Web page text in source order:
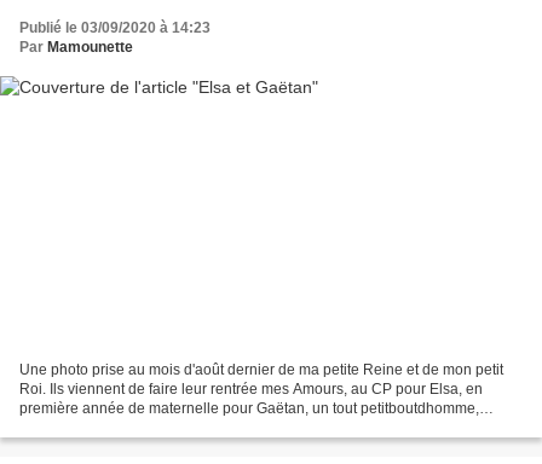
Publié le 03/09/2020 à 14:23
Par Mamounette
Une photo prise au mois d'août dernier de ma petite Reine et de mon petit
Roi. Ils viennent de faire leur rentrée mes Amours, au CP pour Elsa, en
première année de maternelle pour Gaëtan, un tout petitboutdhomme,